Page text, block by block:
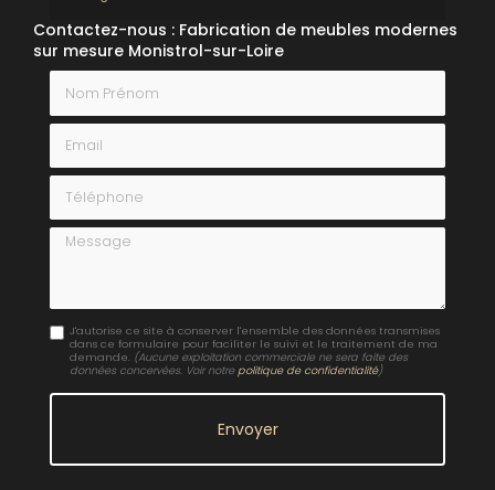
Contactez-nous : Fabrication de meubles modernes
sur mesure Monistrol-sur-Loire
Nom Prénom
Email
Téléphone
Message
J'autorise ce site à conserver l'ensemble des données transmises
dans ce formulaire pour faciliter le suivi et le traitement de ma
demande. (Aucune exploitation commerciale ne sera faite des
données concervées. Voir notre politique de confidentialité)